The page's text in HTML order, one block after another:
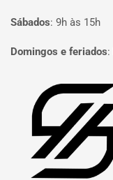
Sábados: 9h às 15h
Domingos e feriados:
Página inicial